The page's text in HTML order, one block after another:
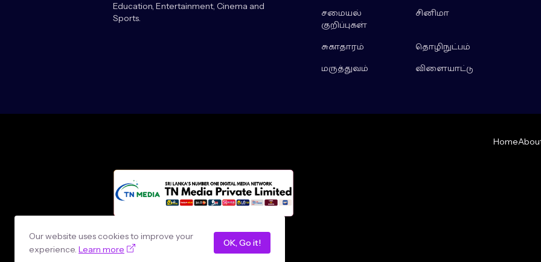
Education, Entertainment, Cinema and
Sports.
சமையல்
குறிப்புகள்
சினிமா
சுகாதாரம்
தொழிநுட்பம்
மருத்துவம்
விளையாட்டு
Design by - loncey tech
Home
Our website uses cookies to improve your
experience. Learn more
OK, Go it!